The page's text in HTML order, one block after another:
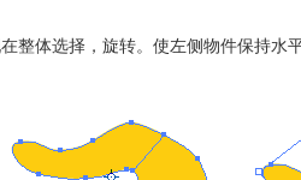
体选择，旋转。使左侧物件保持水